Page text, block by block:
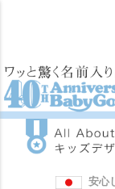
安心